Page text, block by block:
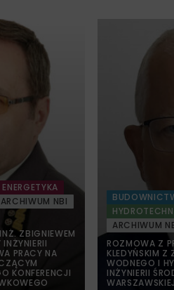
ENERGETYKA
ARCHIWUM NBI
ZBIGNIEWEM
PRACY NA
KONFERENCJI
ARCHIWUM
ROZMOWA Z
KLEDYŃSKIM
WODNEGO I
INŻYNIERII
WARSZAWSKIEJ